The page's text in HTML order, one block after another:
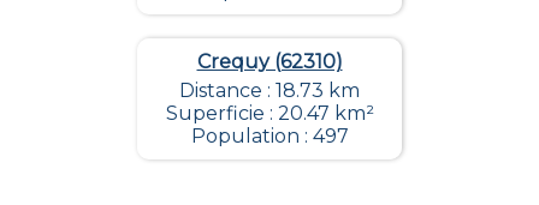
Crequy (62310)
Distance : 18.73 km
Superficie : 20.47 km²
Population : 497